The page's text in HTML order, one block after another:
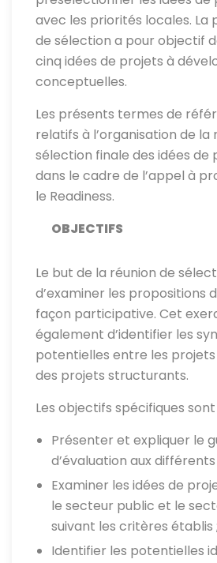
avec les priorités locales. La
de sélection a pour objectif
cinq idées de projets à
conceptuelles.
Les présents termes de
relatifs à l’organisation de la
sélection finale des idées de
dans le cadre de l’appel à
le Readiness.
OBJECTIFS
Le but de la réunion de
d’examiner les propositions
façon participative. Cet
également d’identifier les
potentielles entre les projets
des projets structurants.
Les objectifs spécifiques sont
Présenter et expliquer le
d’évaluation aux
Examiner les idées de
le secteur public et le
suivant les critères établis ;
Identifier les potentielles